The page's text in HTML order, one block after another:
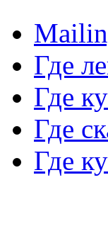
Где
Где
Где
Где